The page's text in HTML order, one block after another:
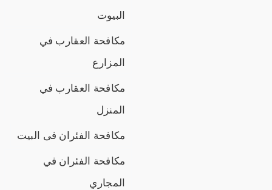
البيوت
مكافحة العقارب في
المزارع
مكافحة العقارب في
المنزل
مكافحة الفئران فى البيت
مكافحة الفئران في
المجاري